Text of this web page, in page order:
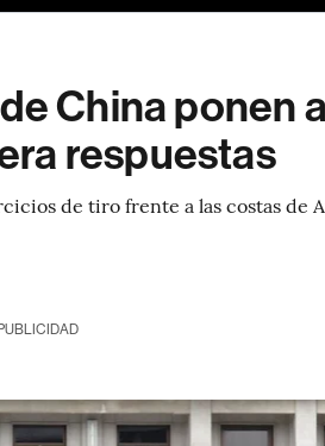
China ponen
respuestas
de tiro frente a las costas de
PUBLICIDAD